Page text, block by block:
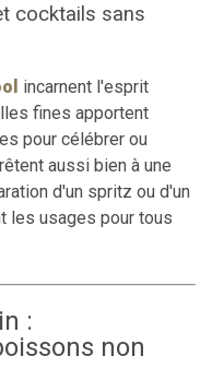
cocktails sans
incarnent l'esprit
fines apportent
pour célébrer ou
aussi bien à une
d'un spritz ou d'un
les usages pour tous
:
non